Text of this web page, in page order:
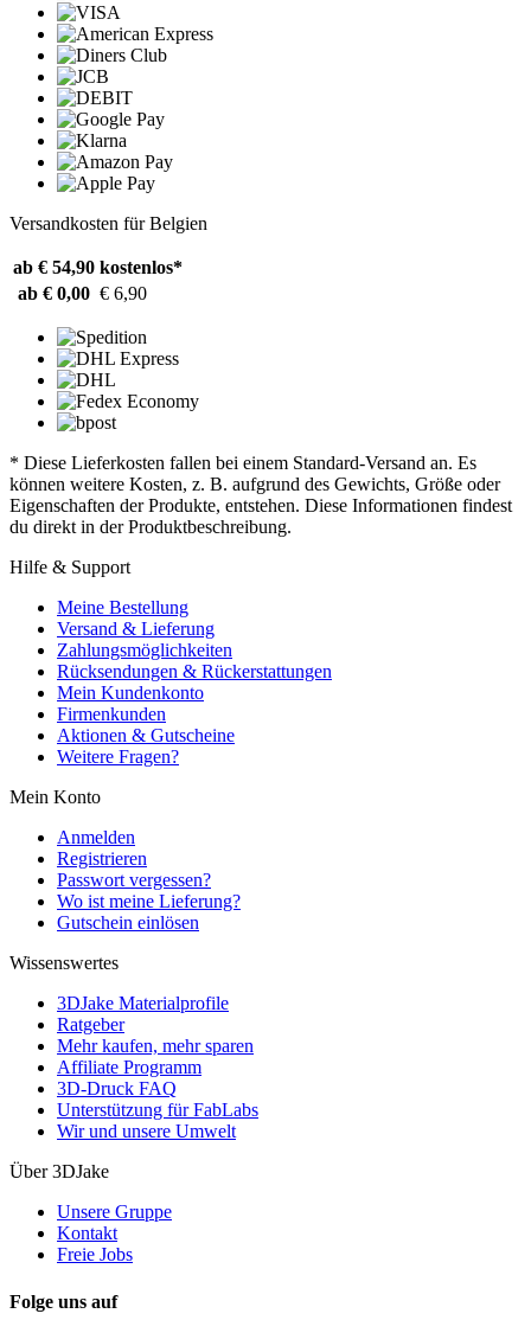
Versandkosten für Belgien
ab € 54,90 kostenlos*
ab € 0,00 € 6,90
* Diese Lieferkosten fallen bei einem Standard-Versand an. Es
können weitere Kosten, z. B. aufgrund des Gewichts, Größe oder
Eigenschaften der Produkte, entstehen. Diese Informationen findest
du direkt in der Produktbeschreibung.
Hilfe & Support
Meine Bestellung
Versand & Lieferung
Zahlungsmöglichkeiten
Rücksendungen & Rückerstattungen
Mein Kundenkonto
Firmenkunden
Aktionen & Gutscheine
Weitere Fragen?
Mein Konto
Anmelden
Registrieren
Passwort vergessen?
Wo ist meine Lieferung?
Gutschein einlösen
Wissenswertes
3DJake Materialprofile
Ratgeber
Mehr kaufen, mehr sparen
Affiliate Programm
3D-Druck FAQ
Unterstützung für FabLabs
Wir und unsere Umwelt
Über 3DJake
Unsere Gruppe
Kontakt
Freie Jobs
Folge uns auf